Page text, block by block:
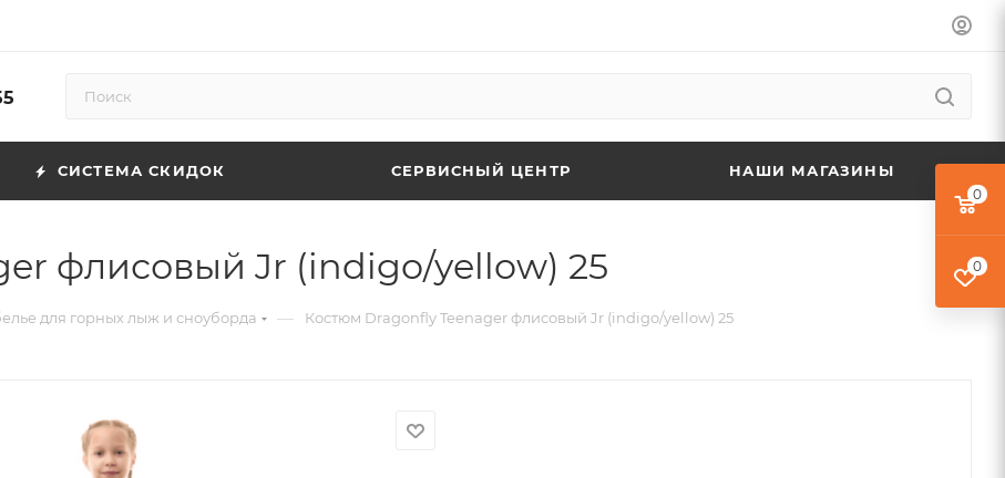
СИСТЕМА СКИДОК СЕРВИСНЫЙ ЦЕНТР НАШИ МАГАЗИНЫ
флисовый Jr (indigo/yellow) 25
для горных лыж и сноуборда — Костюм Dragonfly Teenager флисовый Jr (indigo/yellow) 25
0
0